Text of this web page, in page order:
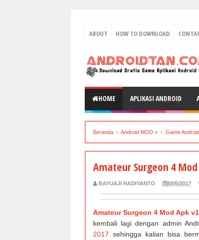
ABOUT HOW TO DOWNLOAD
HOME APLIKASI ANDROID
Beranda › Android MOD » › Game Android
Amateur Surgeon 4
BAYUAJI HADIYANTO 8/05/2017
Amateur Surgeon 4 Mod Apk
kembali lagi dengan admin
2017 sehingga kalian bisa